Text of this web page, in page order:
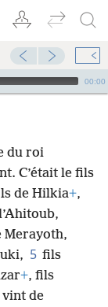
00:00
du roi
C’était le fils
de Hilkia+,
Merayoth,
5 fils
+, fils
vint de